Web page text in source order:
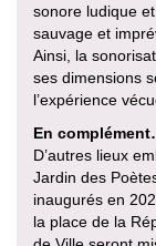
sonore ludique
sauvage et
Ainsi, la
ses dimensions
l’expérience
En
D’autres lieux
Jardin des
inaugurés en
la place de la